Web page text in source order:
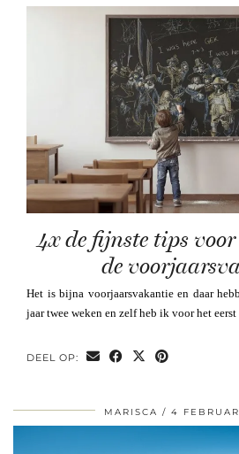
4x de fijnste tips
de
Het is bijna voorjaarsvakantie en daar
jaar twee weken en zelf heb ik voor het
DEEL OP:
MARISCA 4